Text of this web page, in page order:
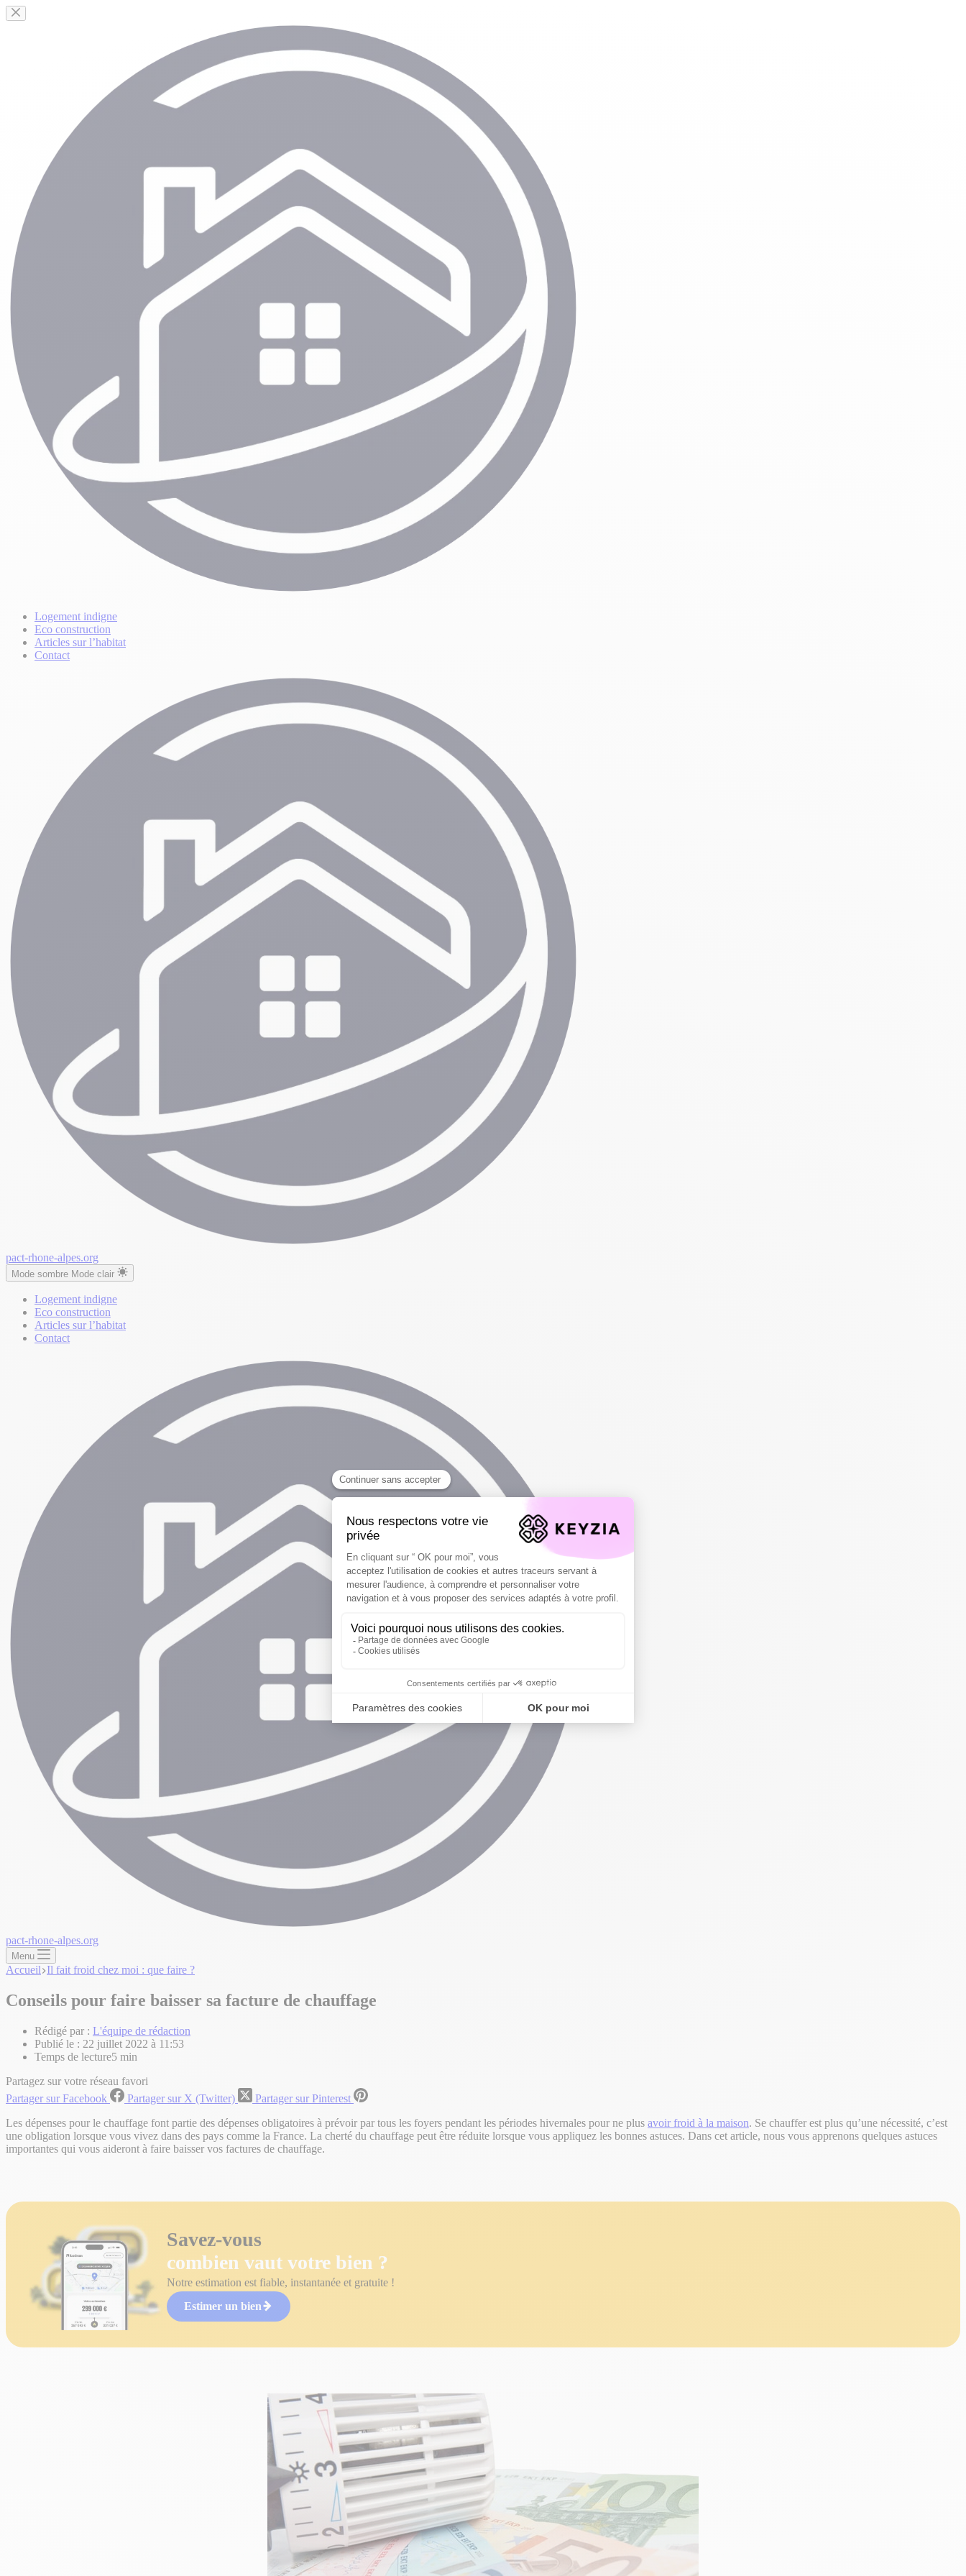
Passer
au
Logement indigne
Eco construction
Articles sur l’habitat
Contact
pact-rhone-alpes.org
Mode sombre Mode clair
Logement indigne
Eco construction
Articles sur l’habitat
Contact
pact-rhone-alpes.org
Menu
Accueil Il fait froid chez moi : que faire ?
Conseils pour faire baisser sa facture de chauffage
Rédigé par : L'équipe de rédaction
Publié le : 22 juillet 2022 à 11:53
Temps de lecture5 min
Partagez sur votre réseau favori
Partager sur Facebook
Partager sur X (Twitter)
Partager sur Pinterest
Les dépenses pour le chauffage font partie des dépenses obligatoires à prévoir par tous les foyers pendant les périodes hivernales pour ne plus avoir froid à la maison. Se chauffer est plus qu’une nécessité, c’est
une obligation lorsque vous vivez dans des pays comme la France. La cherté du chauffage peut être réduite lorsque vous appliquez les bonnes astuces. Dans cet article, nous vous apprenons quelques astuces
importantes qui vous aideront à faire baisser vos factures de chauffage.
Savez-vous
combien vaut votre bien ?
Notre estimation est fiable, instantanée et gratuite !
Estimer un bien